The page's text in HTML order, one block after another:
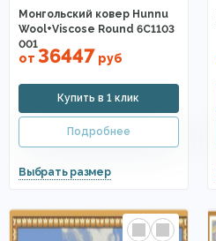
Монгольский ковер Hunnu
Wool+Viscose Round 6C1103
001
от 36447 руб